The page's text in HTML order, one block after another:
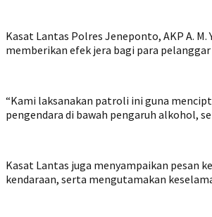
Kasat Lantas Polres Jeneponto, AKP A.
memberikan efek jera bagi para
“Kami laksanakan patroli ini guna
pengendara di bawah pengaruh alkohol,
Kasat Lantas juga menyampaikan pesan
kendaraan, serta mengutamakan